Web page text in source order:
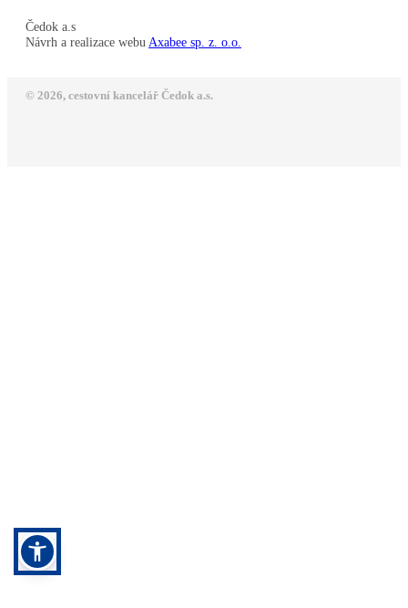
Čedok a.s
Návrh a realizace webu Axabee sp. z. o.o.
© 2026, cestovní kancelář Čedok a.s.